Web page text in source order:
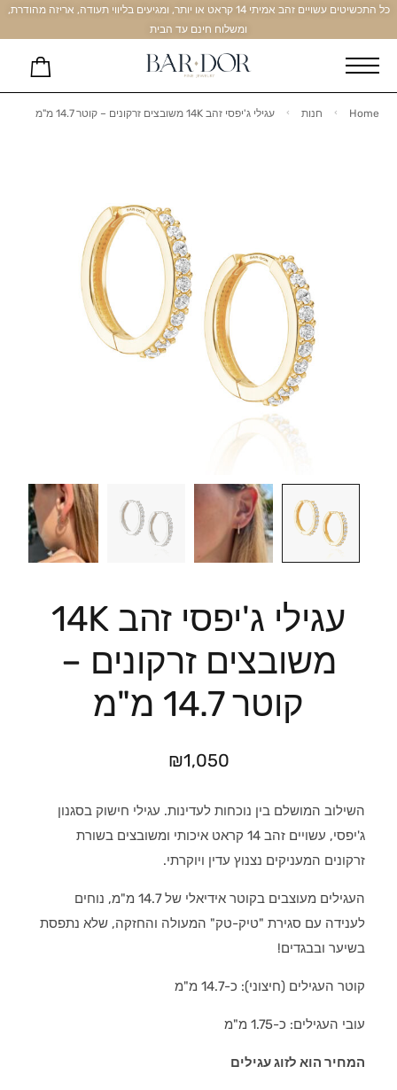
כל התכשיטים עשויים זהב אמיתי 14 קראט או יותר, ומגיעים בליווי תעודה, אריזה מהודרת,
ומשלוח חינם עד הבית
Home חנות עגילי ג'יפסי זהב 14K משובצים זרקונים – קוטר 14.7 מ"מ
עגילי ג'יפסי זהב 14K
משובצים זרקונים –
קוטר 14.7 מ"מ
₪1,050
השילוב המושלם בין נוכחות לעדינות. עגילי חישוק בסגנון
ג'יפסי, עשויים זהב 14 קראט איכותי ומשובצים בשורת
זרקונים המעניקים נצנוץ עדין ויוקרתי.
העגילים מעוצבים בקוטר אידיאלי של 14.7 מ"מ, נוחים
לענידה עם סגירת "טיק-טק" המעולה והחזקה, שלא נתפסת
בשיער ובבגדים!
קוטר העגילים (חיצוני): כ-14.7 מ"מ
עובי העגילים: כ-1.75 מ"מ
המחיר הוא לזוג עגילים